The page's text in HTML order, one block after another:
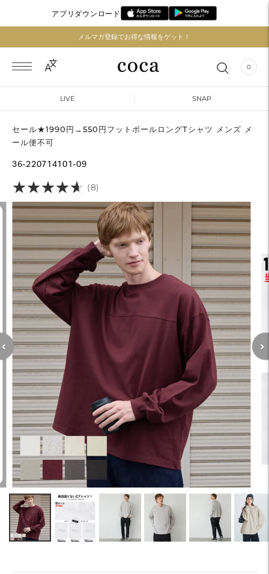
アプリダウンロード
メルマガ登録でお得な情報をゲット！
0
LIVE SNAP
セール★1990円→550円フットボールロングTシャツ メンズ メ
ール便不可
36-220714101-09
★★★★★
★★★★★ (8)